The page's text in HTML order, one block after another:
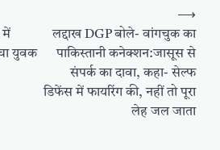
में
युवक
लद्दाख DGP बोले- वांगचुक का
पाकिस्तानी कनेक्शन:जासूस से
संपर्क का दावा, कहा- सेल्फ
डिफेंस में फायरिंग की, नहीं तो पूरा
लेह जल जाता
⟶